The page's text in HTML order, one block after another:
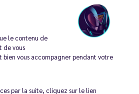
le contenu de
de vous
bien vous accompagner pendant votre
par la suite, cliquez sur le lien
est interdite chez les moins de